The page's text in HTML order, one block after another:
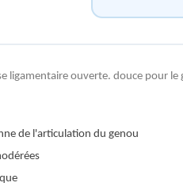
ligamentaire ouverte. douce pour
de l'articulation du genou